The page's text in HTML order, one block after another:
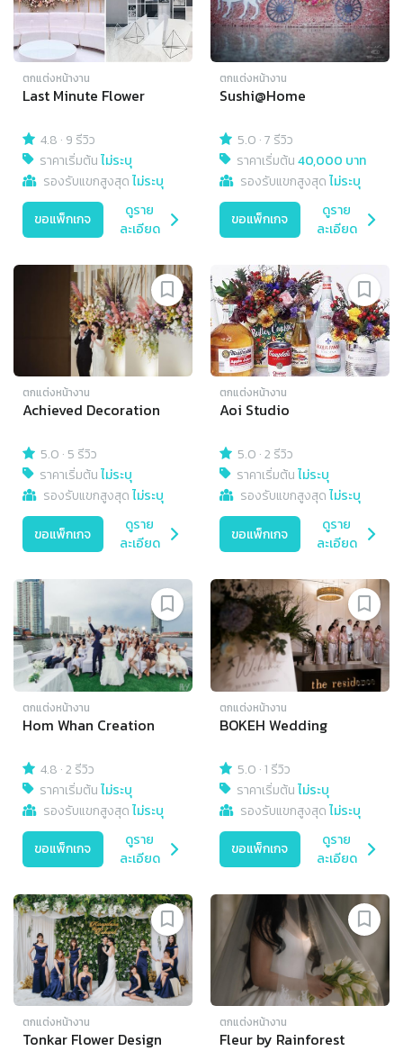
ตกแต่งหน้างาน
Last Minute Flower
4.8 · 9 รีวิว
ราคาเริ่มต้นไม่ระบุ
รองรับแขกสูงสุดไม่ระบุ
ขอแพ็กเกจ
ดูราย
ละเอียด
ตกแต่งหน้างาน
Sushi@Home
5.0 ·7 รีวิว
ราคาเริ่มต้น40,000 บาท
รองรับแขกสูงสุดไม่ระบุ
ขอแพ็กเกจ
ดูราย
ละเอียด
ตกแต่งหน้างาน
Achieved Decoration
5.0 · 5 รีวิว
ราคาเริ่มต้นไม่ระบุ
รองรับแขกสูงสุดไม่ระบุ
ขอแพ็กเกจ
ดูราย
ละเอียด
ตกแต่งหน้างาน
Aoi Studio
5.0 ·2 รีวิว
ราคาเริ่มต้นไม่ระบุ
รองรับแขกสูงสุดไม่ระบุ
ขอแพ็กเกจ
ดูราย
ละเอียด
ตกแต่งหน้างาน
Hom Whan Creation
4.8 ·2 รีวิว
ราคาเริ่มต้นไม่ระบุ
รองรับแขกสูงสุดไม่ระบุ
ขอแพ็กเกจ
ดูราย
ละเอียด
ตกแต่งหน้างาน
BOKEH Wedding
5.0 ·1 รีวิว
ราคาเริ่มต้นไม่ระบุ
รองรับแขกสูงสุดไม่ระบุ
ขอแพ็กเกจ
ดูราย
ละเอียด
ตกแต่งหน้างาน
Tonkar Flower Design
ตกแต่งหน้างาน
Fleur by Rainforest